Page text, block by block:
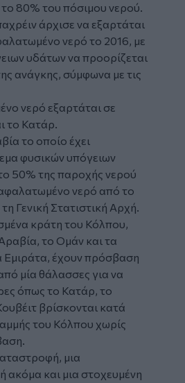
80% του πόσιμου νερού.
άρχισε να εξαρτάται
νερό το 2016, με
υδάτων να προορίζεται
ανάγκης, σύμφωνα με τις
νερό εξαρτάται σε
το Κατάρ.
το οποίο έχει
φυσικών υπόγειων
50% της παροχής νερού
νερό από το
Γενική Στατιστική Αρχή.
κράτη του Κόλπου,
το Ομάν και τα
έχουν πρόσβαση
μία θάλασσες για να
όπως το Κατάρ, το
βρίσκονται κατά
του Κόλπου χωρίς
μια
ακόμα και μια στοχευμένη